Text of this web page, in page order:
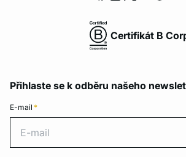
Certifikát B
Přihlaste se k odběru našeho
E-mail *